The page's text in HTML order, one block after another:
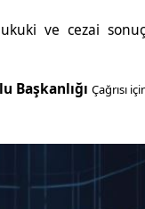
ve cezai
Başkanlığı Çağrısı